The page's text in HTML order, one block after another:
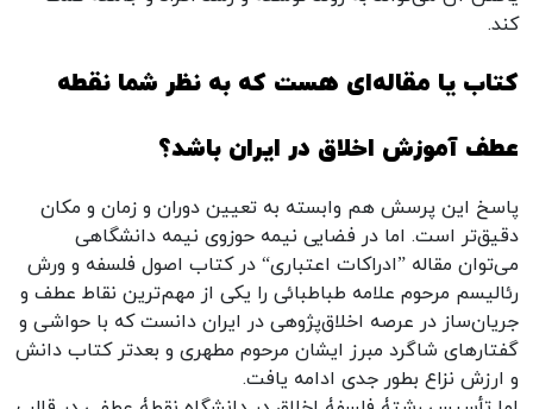
کند.
کتاب یا مقاله‌ای هست که به نظر شما نقطه
عطف آموزش اخلاق در ایران باشد؟
پاسخ این پرسش هم وابسته به تعیین دوران و زمان و مکان
دقیق‌تر است. اما در فضایی نیمه حوزوی نیمه دانشگاهی
می‌توان مقاله ”ادراکات اعتباری“ در کتاب اصول فلسفه و ورش
رئالیسم مرحوم علامه طباطبائی را یکی از مهم‌ترین نقاط عطف و
جریان‌ساز در عرصه اخلاق‌پژوهی در ایران دانست که با حواشی و
گفتارهای شاگرد مبرز ایشان مرحوم مطهری و بعدتر کتاب دانش
و ارزش نزاع بطور جدی ادامه یافت.